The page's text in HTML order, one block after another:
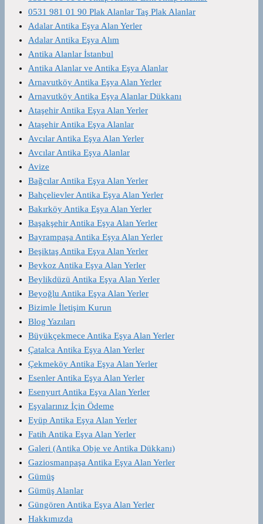
0531 981 01 90 Plak Alanlar Taş Plak Alanlar
Adalar Antika Eşya Alan Yerler
Adalar Antika Eşya Alım
Antika Alanlar İstanbul
Antika Alanlar ve Antika Eşya Alanlar
Arnavutköy Antika Eşya Alan Yerler
Arnavutköy Antika Eşya Alanlar Dükkanı
Ataşehir Antika Eşya Alan Yerler
Ataşehir Antika Eşya Alanlar
Avcılar Antika Eşya Alan Yerler
Avcılar Antika Eşya Alanlar
Avize
Bağcılar Antika Eşya Alan Yerler
Bahçelievler Antika Eşya Alan Yerler
Bakırköy Antika Eşya Alan Yerler
Başakşehir Antika Eşya Alan Yerler
Bayrampaşa Antika Eşya Alan Yerler
Beşiktaş Antika Eşya Alan Yerler
Beykoz Antika Eşya Alan Yerler
Beylikdüzü Antika Eşya Alan Yerler
Beyoğlu Antika Eşya Alan Yerler
Bizimle İletişim Kurun
Blog Yazıları
Büyükçekmece Antika Eşya Alan Yerler
Çatalca Antika Eşya Alan Yerler
Çekmeköy Antika Eşya Alan Yerler
Esenler Antika Eşya Alan Yerler
Esenyurt Antika Eşya Alan Yerler
Eşyalarınız İçin Ödeme
Eyüp Antika Eşya Alan Yerler
Fatih Antika Eşya Alan Yerler
Galeri (Antika Obje ve Antika Dükkanı)
Gaziosmanpaşa Antika Eşya Alan Yerler
Gümüş
Gümüş Alanlar
Güngören Antika Eşya Alan Yerler
Hakkımızda